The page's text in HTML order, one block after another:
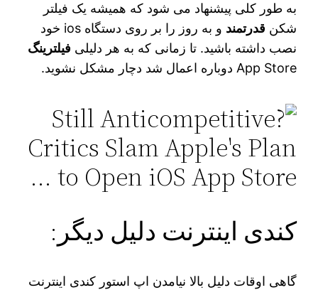
به طور کلی پیشنهاد می شود که همیشه یک فیلتر
شکن قدرتمند
و به روز را بر روی دستگاه ios خود
نصب داشته باشید. تا زمانی که به هر دلیلی فیلترینگ
App Store دوباره اعمال شد دچار مشکل نشوید.
کندی اینترنت دلیل دیگر:
گاهی اوقات دلیل بالا نیامدن اپ استور کندی اینترنت